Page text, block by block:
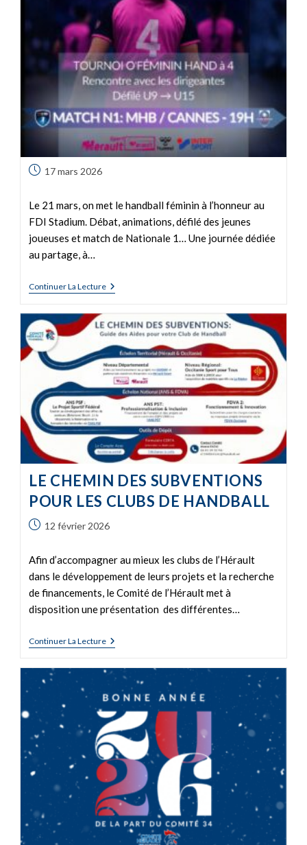
17 mars 2026
Le 21 mars, on met le handball féminin à l’honneur au
FDI Stadium. Débat, animations, défilé des jeunes
joueuses et match de Nationale 1… Une journée dédiée
au partage, à…
Continuer La Lecture
LE CHEMIN DES SUBVENTIONS
POUR LES CLUBS DE HANDBALL
12 février 2026
Afin d’accompagner au mieux les clubs de l’Hérault
dans le développement de leurs projets et la recherche
de financements, le Comité de l’Hérault met à
disposition une présentation des différentes…
Continuer La Lecture